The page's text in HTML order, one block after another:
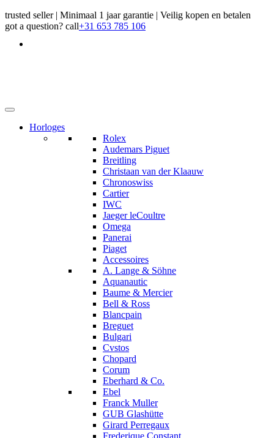
trusted seller | Minimaal 1 jaar garantie | Veilig kopen en betalen
got a question? call+31 653 785 106
Horloges
Rolex
Audemars Piguet
Breitling
Christaan van der Klaauw
Chronoswiss
Cartier
IWC
Jaeger leCoultre
Omega
Panerai
Piaget
Accessoires
A. Lange & Söhne
Aquanautic
Baume & Mercier
Bell & Ross
Blancpain
Breguet
Bulgari
Cvstos
Chopard
Corum
Eberhard & Co.
Ebel
Franck Muller
GUB Glashütte
Girard Perregaux
Frederique Constant